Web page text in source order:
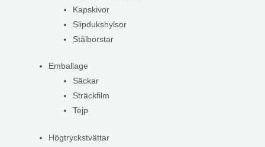
Kapskivor
Slipdukshylsor
Stålborstar
Emballage
Säckar
Sträckfilm
Tejp
Högtryckstvättar